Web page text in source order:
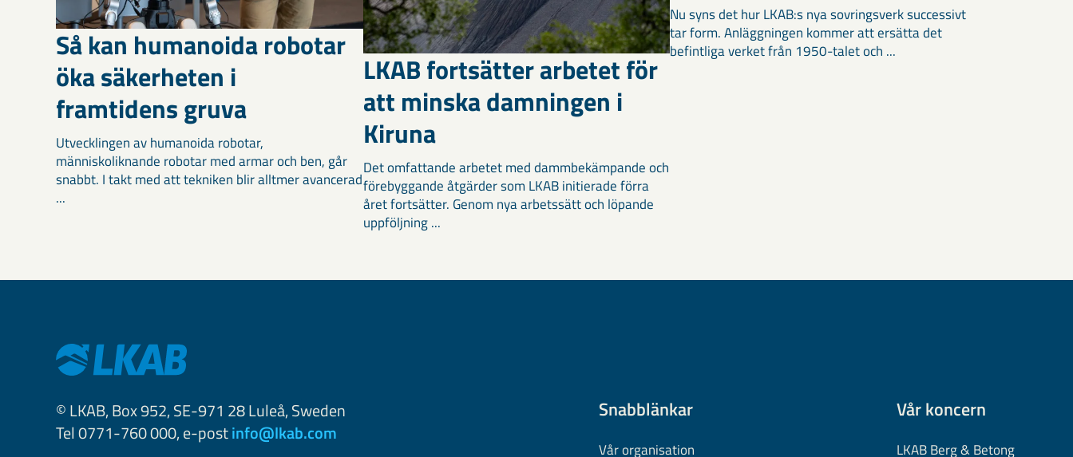
Så kan humanoida robotar
öka säkerheten i
framtidens gruva
Utvecklingen av humanoida robotar,
människoliknande robotar med armar och ben, går
snabbt. I takt med att tekniken blir alltmer avancerad
...
LKAB fortsätter arbetet för
att minska damningen i
Kiruna
Det omfattande arbetet med dammbekämpande och
förebyggande åtgärder som LKAB initierade förra
året fortsätter. Genom nya arbetssätt och löpande
uppföljning ...
Nu syns det hur LKAB:s nya sovringsverk successivt
tar form. Anläggningen kommer att ersätta det
befintliga verket från 1950-talet och ...
© LKAB, Box 952, SE-971 28 Luleå, Sweden
Tel 0771-760 000, e-postinfo@lkab.com
Snabblänkar
Vår organisation
Vår koncern
LKAB Berg & Betong